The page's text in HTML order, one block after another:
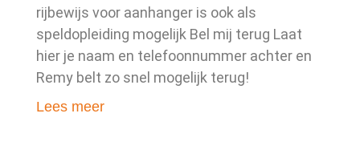
rijbewijs voor aanhanger is ook als
speldopleiding mogelijk Bel mij terug Laat
hier je naam en telefoonnummer achter en
Remy belt zo snel mogelijk terug!
Lees meer